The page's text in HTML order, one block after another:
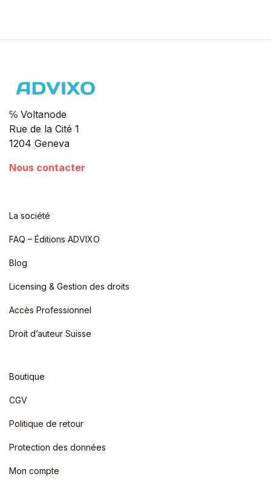
℅ Voltanode
Rue de la Cité 1
1204 Geneva
Nous contacter
La société
FAQ – Éditions ADVIXO
Blog
Licensing & Gestion des droits
Accès Professionnel
Droit d’auteur Suisse
Boutique
CGV
Politique de retour
Protection des données
Mon compte